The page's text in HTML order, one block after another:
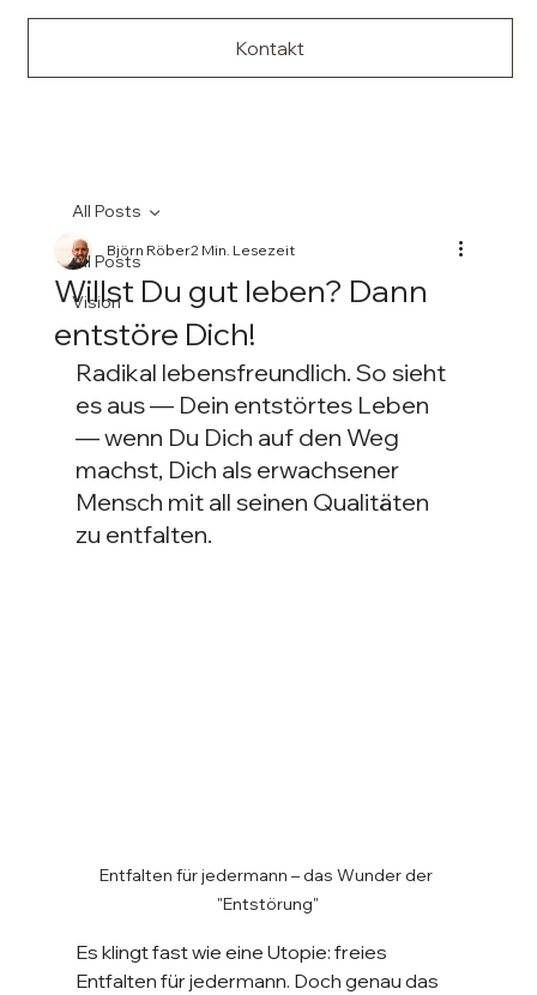
Kontakt
All Posts
Vision
All Posts
Willst Du gut leben? Dann
entstöre Dich!
Björn Röber2 Min. Lesezeit
Radikal lebensfreundlich. So sieht
es aus — Dein entstörtes Leben
— wenn Du Dich auf den Weg
machst, Dich als erwachsener
Mensch mit all seinen Qualitäten
zu entfalten.
Entfalten für jedermann – das Wunder der
"Entstörung"
Es klingt fast wie eine Utopie: freies
Entfalten für jedermann. Doch genau das